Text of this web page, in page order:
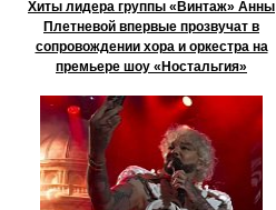
Хиты лидера группы «Винтаж» Анны
Плетневой впервые прозвучат в
сопровождении хора и оркестра на
премьере шоу «Ностальгия»